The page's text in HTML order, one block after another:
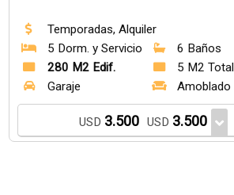
Temporadas, Alquiler
5 Dorm. y Servicio
6 Baños
280 M2 Edif.
5 M2 Total
Garaje
Amoblado
USD 3.500 USD 3.500